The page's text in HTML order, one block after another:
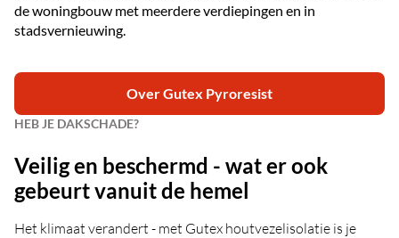
de woningbouw met meerdere verdiepingen en in
stadsvernieuwing.
Over Gutex Pyroresist
HEB JE DAKSCHADE?
Veilig en beschermd - wat er ook
gebeurt vanuit de hemel
Het klimaat verandert - met Gutex houtvezelisolatie is je